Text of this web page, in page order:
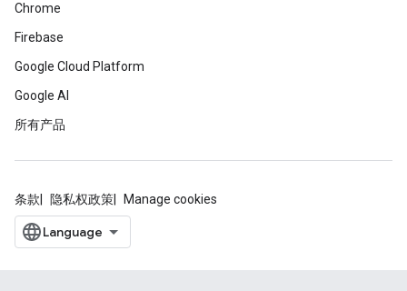
Chrome
Firebase
Google Cloud Platform
Google AI
所有产品
条款 隐私权政策 Manage cookies